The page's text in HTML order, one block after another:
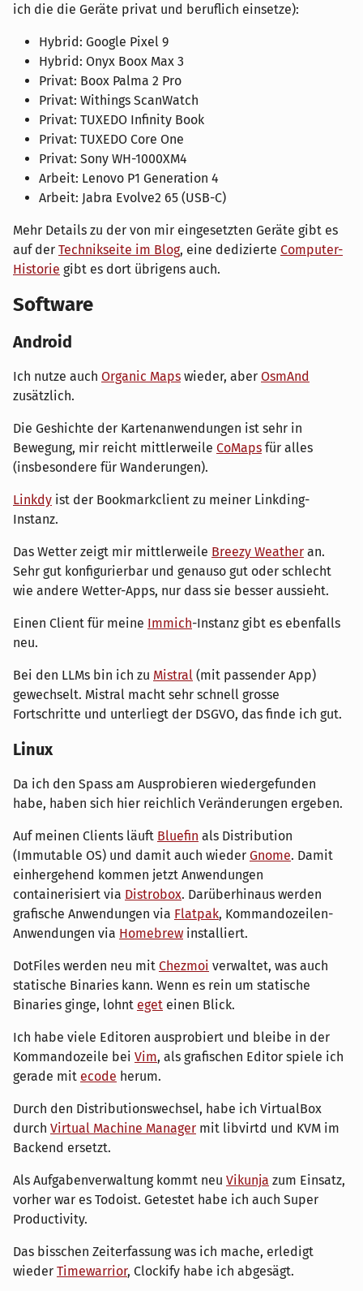
ich die die Geräte privat und beruflich einsetze):
Hybrid: Google Pixel 9
Hybrid: Onyx Boox Max 3
Privat: Boox Palma 2 Pro
Privat: Withings ScanWatch
Privat: TUXEDO Infinity Book
Privat: TUXEDO Core One
Privat: Sony WH-1000XM4
Arbeit: Lenovo P1 Generation 4
Arbeit: Jabra Evolve2 65 (USB-C)
Mehr Details zu der von mir eingesetzten Geräte gibt es
auf der Technikseite im Blog, eine dedizierte Computer-
Historie gibt es dort übrigens auch.
Software
Android
Ich nutze auch Organic Maps wieder, aber OsmAnd
zusätzlich.
Die Geshichte der Kartenanwendungen ist sehr in
Bewegung, mir reicht mittlerweile CoMaps für alles
(insbesondere für Wanderungen).
Linkdy ist der Bookmarkclient zu meiner Linkding-
Instanz.
Das Wetter zeigt mir mittlerweile Breezy Weather an.
Sehr gut konfigurierbar und genauso gut oder schlecht
wie andere Wetter-Apps, nur dass sie besser aussieht.
Einen Client für meine Immich-Instanz gibt es ebenfalls
neu.
Bei den LLMs bin ich zu Mistral (mit passender App)
gewechselt. Mistral macht sehr schnell grosse
Fortschritte und unterliegt der DSGVO, das finde ich gut.
Linux
Da ich den Spass am Ausprobieren wiedergefunden
habe, haben sich hier reichlich Veränderungen ergeben.
Auf meinen Clients läuft Bluefin als Distribution
(Immutable OS) und damit auch wieder Gnome. Damit
einhergehend kommen jetzt Anwendungen
containerisiert via Distrobox. Darüberhinaus werden
grafische Anwendungen via Flatpak, Kommandozeilen-
Anwendungen via Homebrew installiert.
DotFiles werden neu mit Chezmoi verwaltet, was auch
statische Binaries kann. Wenn es rein um statische
Binaries ginge, lohnt eget einen Blick.
Ich habe viele Editoren ausprobiert und bleibe in der
Kommandozeile bei Vim, als grafischen Editor spiele ich
gerade mit ecode herum.
Durch den Distributionswechsel, habe ich VirtualBox
durch Virtual Machine Manager mit libvirtd und KVM im
Backend ersetzt.
Als Aufgabenverwaltung kommt neu Vikunja zum Einsatz,
vorher war es Todoist. Getestet habe ich auch Super
Productivity.
Das bisschen Zeiterfassung was ich mache, erledigt
wieder Timewarrior, Clockify habe ich abgesägt.